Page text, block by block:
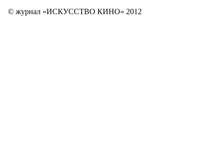
© журнал «ИСКУССТВО КИНО» 2012